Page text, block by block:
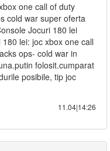
one call of duty
cold war super oferta
Jocuri 180 lei
180 lei: joc xbox one call
ops- cold war in
folosit.cumparat
posibile, tip joc
11.04|14:26